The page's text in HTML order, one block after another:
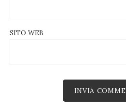
SITO WEB